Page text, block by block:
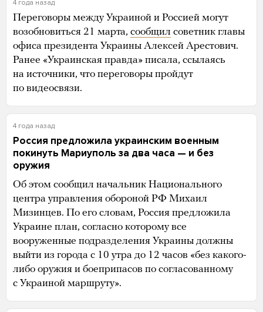
4 года назад
Переговоры между Украиной и Россией могут
возобновиться 21 марта, сообщил советник главы
офиса президента Украины Алексей Арестович.
Ранее «Украинская правда» писала, ссылаясь
на источники, что переговоры пройдут
по видеосвязи.
4 года назад
Россия предложила украинским военным
покинуть Мариуполь за два часа — и без
оружия
Об этом сообщил начальник Национального
центра управления обороной РФ Михаил
Мизинцев. По его словам, Россия предложила
Украине план, согласно которому все
вооруженные подразделения Украины должны
выйти из города с 10 утра до 12 часов «без какого-
либо оружия и боеприпасов по согласованному
с Украиной маршруту».